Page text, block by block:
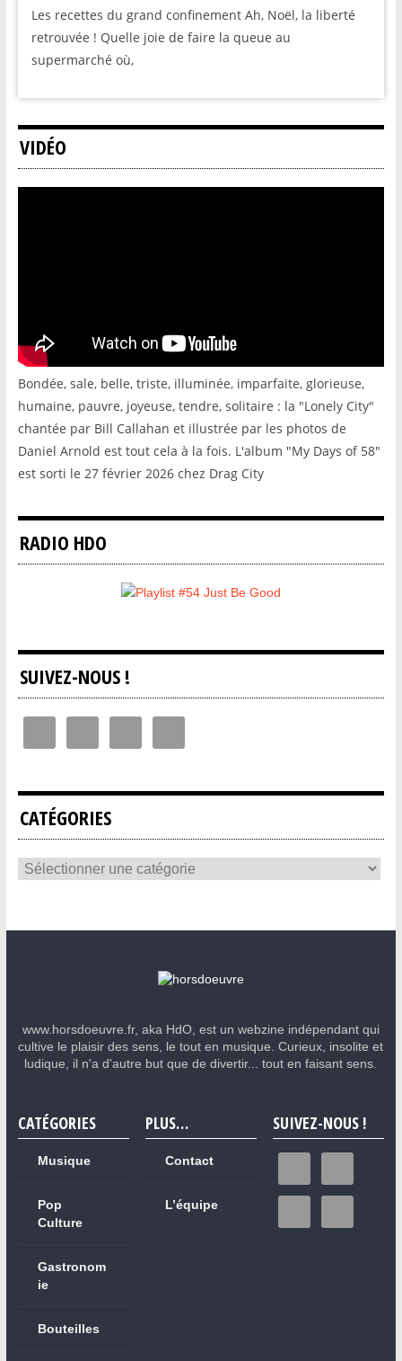
Les recettes du grand confinement Ah, Noël, la liberté
retrouvée ! Quelle joie de faire la queue au
supermarché où,
VIDÉO
Bondée, sale, belle, triste, illuminée, imparfaite, glorieuse,
humaine, pauvre, joyeuse, tendre, solitaire : la "Lonely City"
chantée par Bill Callahan et illustrée par les photos de
Daniel Arnold est tout cela à la fois. L'album "My Days of 58"
est sorti le 27 février 2026 chez Drag City
RADIO HDO
SUIVEZ-NOUS !
CATÉGORIES
www.horsdoeuvre.fr, aka HdO, est un webzine indépendant qui
cultive le plaisir des sens, le tout en musique. Curieux, insolite et
ludique, il n'a d'autre but que de divertir... tout en faisant sens.
CATÉGORIES
Musique
Pop
Culture
Gastronom
ie
Bouteilles
PLUS…
Contact
L’équipe
SUIVEZ-NOUS !